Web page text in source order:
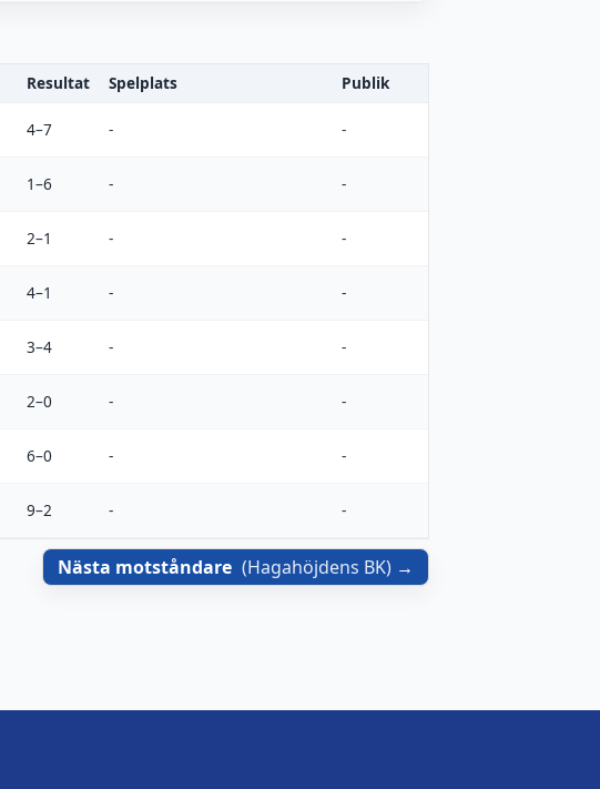
Resultat Spelplats Publik
4–7 - -
1–6 - -
2–1 - -
4–1 - -
3–4 - -
2–0 - -
6–0 - -
9–2 - -
Nästa motståndare (Hagahöjdens BK)